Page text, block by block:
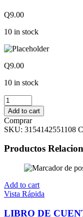
Q9.00
10 in stock
Q9.00
10 in stock
ESCUADRA
ESCOLAR
MAPED
2
EN
1
quantity
Add to cart
Comprar
SKU: 3154142551108
Productos
Add to cart
Vista Rápida
LIBRO DE